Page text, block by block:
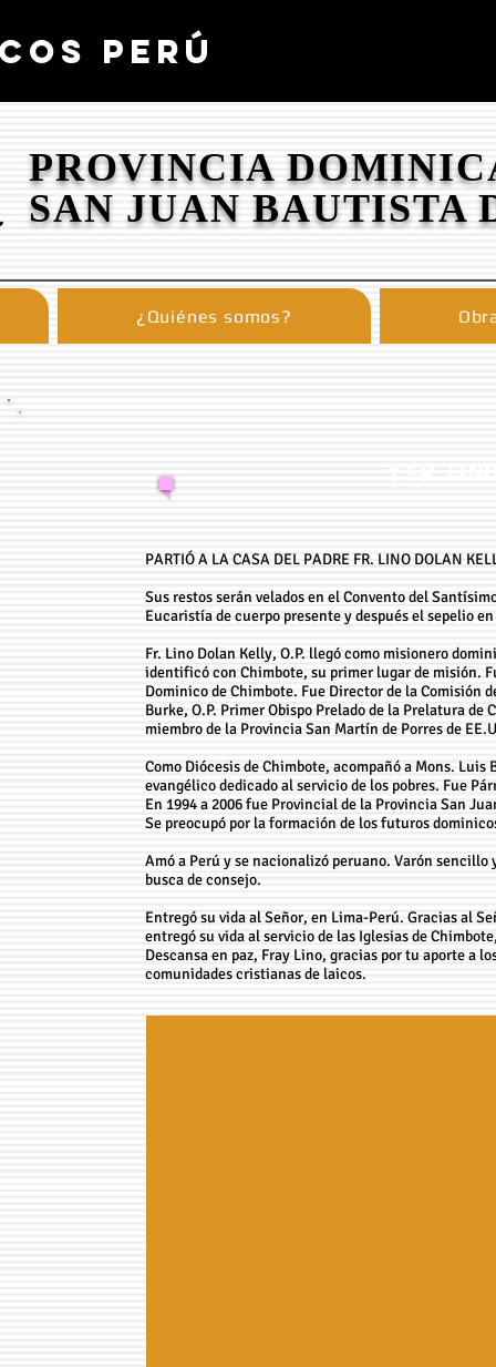
PERÚ
PROVINCIA
SAN JUAN BAUTISTA
¿Quiénes somos?
PARTIÓ A LA CASA DEL PADRE FR. LINO DOLAN
Sus restos serán velados en el Convento del
Eucaristía de cuerpo presente y después el sepelio
Fr. Lino Dolan Kelly, O.P. llegó como misionero
identificó con Chimbote, su primer lugar de misión.
Dominico de Chimbote. Fue Director de la Comisión
Burke, O.P. Primer Obispo Prelado de la Prelatura
miembro de la Provincia San Martín de Porres de
Como Diócesis de Chimbote, acompañó a Mons.
evangélico dedicado al servicio de los pobres. Fue
En 1994 a 2006 fue Provincial de la Provincia San
Se preocupó por la formación de los futuros
Amó a Perú y se nacionalizó peruano. Varón
busca de consejo.
Entregó su vida al Señor, en Lima-Perú. Gracias al
entregó su vida al servicio de las Iglesias de
Descansa en paz, Fray Lino, gracias por tu aporte a
comunidades cristianas de laicos.